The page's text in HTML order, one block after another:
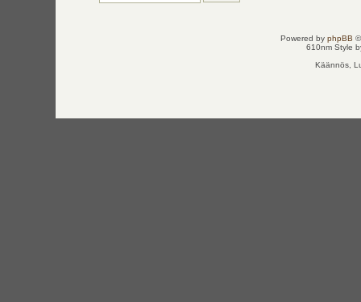
Powered by phpBB
610nm Style
Käännös,